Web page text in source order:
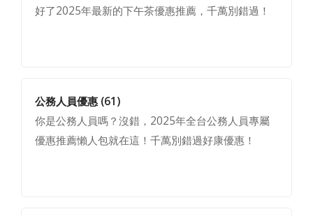
好了2025年最新的下午茶優惠推薦，千萬別錯過！
公務人員優惠 (61)
你是公務人員嗎？沒錯，2025年全台公務人員專屬
優惠推薦懶人包就在這！千萬別錯過好康優惠！